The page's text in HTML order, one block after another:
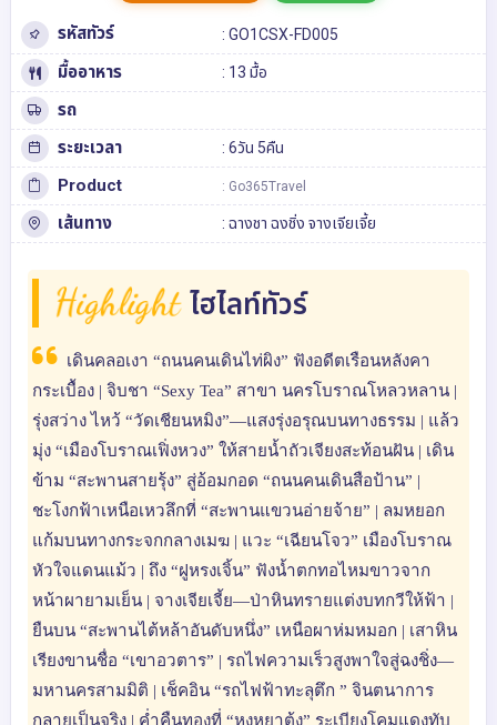
รหัสทัวร์ : GO1CSX-FD005
มื้ออาหาร : 13 มื้อ
รถ
ระยะเวลา
: 6วัน 5คืน
Product : Go365Travel
เส้นทาง : ฉางชา ฉงชิ่ง จางเจียเจี้ย
Highlight ไฮไลท์ทัวร์
เดินคลอเงา “ถนนคนเดินไท่ผิง” ฟังอดีตเรือนหลังคา
กระเบื้อง | จิบชา “Sexy Tea” สาขา นครโบราณโหลวหลาน |
รุ่งสว่าง ไหว้ “วัดเชียนหมิง”—แสงรุ่งอรุณบนทางธรรม | แล้ว
มุ่ง “เมืองโบราณเฟิ่งหวง” ให้สายน้ำถัวเจียงสะท้อนฝัน | เดิน
ข้าม “สะพานสายรุ้ง” สู่อ้อมกอด “ถนนคนเดินสือป้าน” |
ชะโงกฟ้าเหนือเหวลึกที่ “สะพานแขวนอ่ายจ้าย” | ลมหยอก
แก้มบนทางกระจกกลางเมฆ | แวะ “เฉียนโจว” เมืองโบราณ
หัวใจแดนแม้ว | ถึง “ฝูหรงเจิ้น” ฟังน้ำตกทอไหมขาวจาก
หน้าผายามเย็น | จางเจียเจี้ย—ป่าหินทรายแต่งบทกวีให้ฟ้า |
ยืนบน “สะพานไต้หล้าอันดับหนึ่ง” เหนือผาห่มหมอก | เสาหิน
เรียงขานชื่อ “เขาอวตาร” | รถไฟความเร็วสูงพาใจสู่ฉงชิ่ง—
มหานครสามมิติ | เช็คอิน “รถไฟฟ้าทะลุตึก ” จินตนาการ
กลายเป็นจริง | คํ่าคืนทองที่ “หงหยาต้ง” ระเบียงโคมแดงทับ